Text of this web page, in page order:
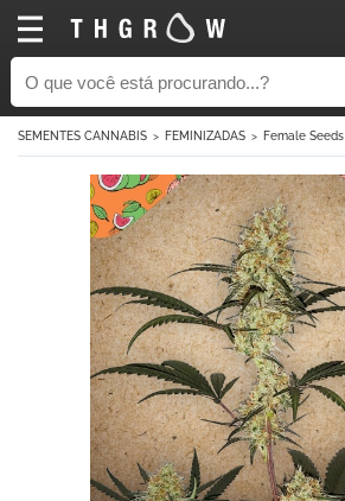
SEMENTES CANNABIS FEMINIZADAS Female Seeds